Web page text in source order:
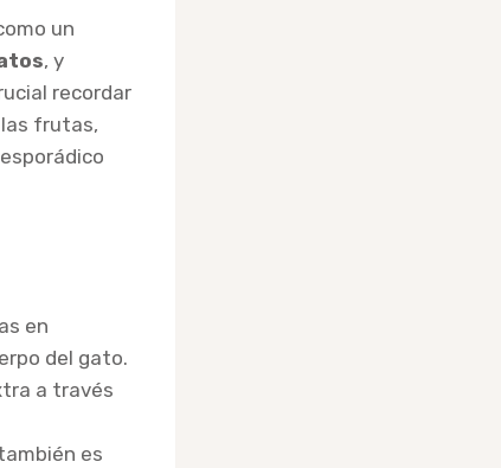
un
, y
recordar
frutas,
en
del gato.
a través
es